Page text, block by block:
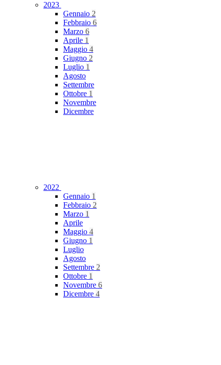
2023
Gennaio 2
Febbraio 6
Marzo 6
Aprile 1
Maggio 4
Giugno 2
Luglio 1
Agosto
Settembre
Ottobre 1
Novembre
Dicembre
2022
Gennaio 1
Febbraio 2
Marzo 1
Aprile
Maggio 4
Giugno 1
Luglio
Agosto
Settembre 2
Ottobre 1
Novembre 6
Dicembre 4